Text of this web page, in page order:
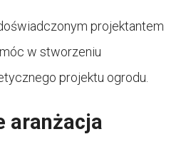
projektantem
w stworzeniu
projektu ogrodu.
aranżacja